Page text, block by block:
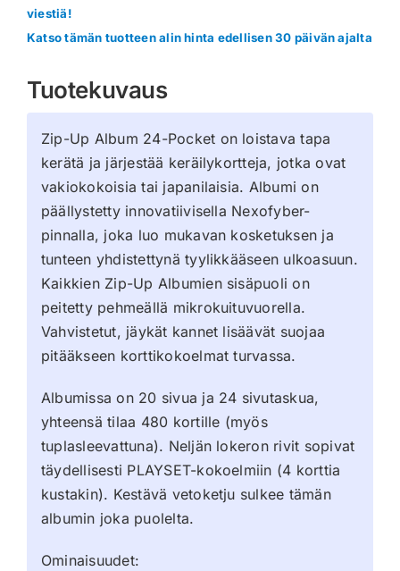
viestiä!
Katso tämän tuotteen alin hinta edellisen 30 päivän ajalta
Tuotekuvaus
Zip-Up Album 24-Pocket on loistava tapa
kerätä ja järjestää keräilykortteja, jotka ovat
vakiokokoisia tai japanilaisia. Albumi on
päällystetty innovatiivisella Nexofyber-
pinnalla, joka luo mukavan kosketuksen ja
tunteen yhdistettynä tyylikkääseen ulkoasuun.
Kaikkien Zip-Up Albumien sisäpuoli on
peitetty pehmeällä mikrokuituvuorella.
Vahvistetut, jäykät kannet lisäävät suojaa
pitääkseen korttikokoelmat turvassa.
Albumissa on 20 sivua ja 24 sivutaskua,
yhteensä tilaa 480 kortille (myös
tuplasleevattuna). Neljän lokeron rivit sopivat
täydellisesti PLAYSET-kokoelmiin (4 korttia
kustakin). Kestävä vetoketju sulkee tämän
albumin joka puolelta.
Ominaisuudet: